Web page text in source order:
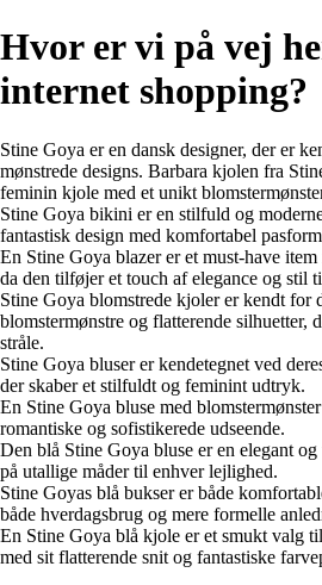
Hvor er vi på vej
internet shopping?
Stine Goya er en dansk designer, der er
mønstrede designs. Barbara kjolen fra
feminin kjole med et unikt
Stine Goya bikini er en stilfuld og
fantastisk design med komfortabel
En Stine Goya blazer er et must-have
da den tilføjer et touch af elegance og stil
Stine Goya blomstrede kjoler er kendt for
blomstermønstre og flatterende silhuetter,
stråle.
Stine Goya bluser er kendetegnet ved
der skaber et stilfuldt og feminint udtryk.
En Stine Goya bluse med
romantiske og sofistikerede udseende.
Den blå Stine Goya bluse er en elegant
på utallige måder til enhver lejlighed.
Stine Goyas blå bukser er både
både hverdagsbrug og mere formelle
En Stine Goya blå kjole er et smukt valg
med sit flatterende snit og fantastiske